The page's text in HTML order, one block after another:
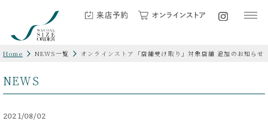
Home NEWS一覧 オンラインストア「店舗受け取り」対象店舗 追加のお知らせ
NEWS
2021/08/02